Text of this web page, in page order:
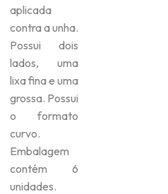
aplicada
contra a unha.
Possui dois
lados, uma
lixa fina e uma
grossa. Possui
o formato
curvo.
Embalagem
contém 6
unidades.